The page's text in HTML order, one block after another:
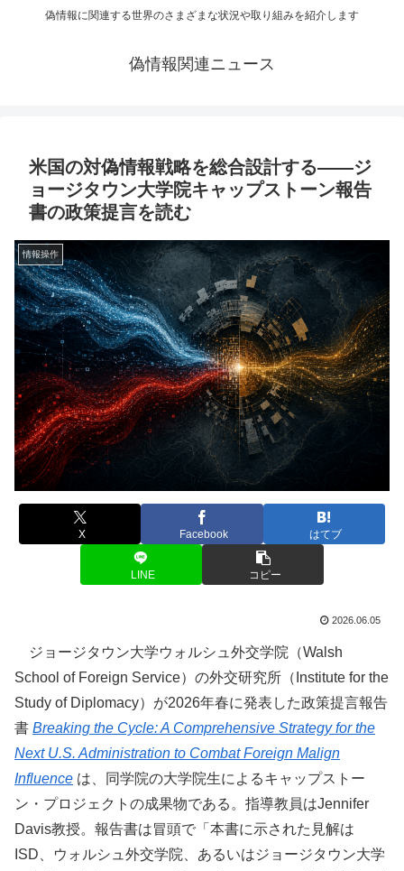
偽情報に関連する世界のさまざまな状況や取り組みを紹介します
偽情報関連ニュース
米国の対偽情報戦略を総合設計する——ジ
ョージタウン大学院キャップストーン報告
書の政策提言を読む
情報操作
X Facebook はてブ
LINE コピー
2026.06.05
ジョージタウン大学ウォルシュ外交学院（Walsh
School of Foreign Service）の外交研究所（Institute for the
Study of Diplomacy）が2026年春に発表した政策提言報告
書 Breaking the Cycle: A Comprehensive Strategy for the
Next U.S. Administration to Combat Foreign Malign
Influence は、同学院の大学院生によるキャップストー
ン・プロジェクトの成果物である。指導教員はJennifer
Davis教授。報告書は冒頭で「本書に示された見解は
ISD、ウォルシュ外交学院、あるいはジョージタウン大学